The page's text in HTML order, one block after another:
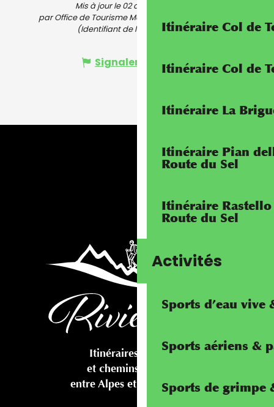
Itinéraire Col de
Itinéraire Col de
Itinéraire La
Itinéraire Pian
Route du Sel
Itinéraire
Route du Sel
Activités
Sports d’eau vive
Sports aériens &
Sports de grimpe
Mis à jour le 02 août 2025 à 10:47
par Office de Tourisme Menton, Riviera & Merveilles
(Identifiant de l'offre :
5572937)
Signaler une erreur
Itinéraires cyclables
et chemins pédestres
entre Alpes et Méditerranée